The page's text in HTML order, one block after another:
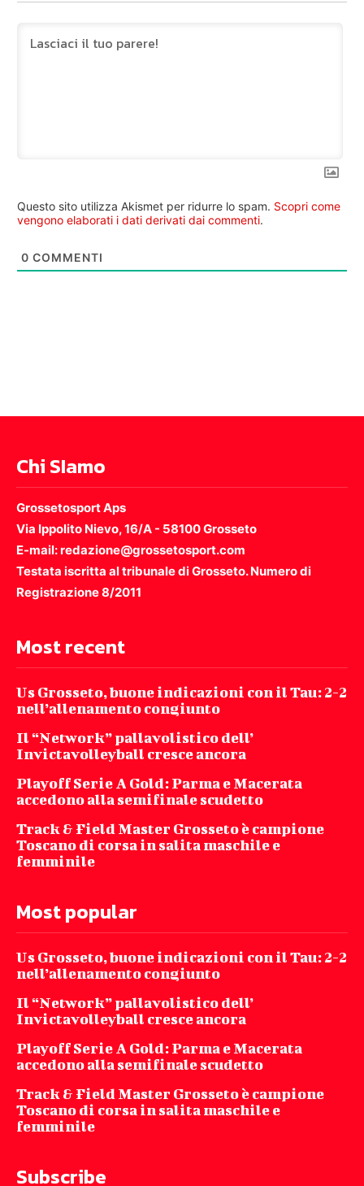
Questo sito utilizza Akismet per ridurre lo spam. Scopri come
vengono elaborati i dati derivati dai commenti.
0 COMMENTI
Chi SIamo
Grossetosport Aps
Via Ippolito Nievo, 16/A - 58100 Grosseto
E-mail: redazione@grossetosport.com
Testata iscritta al tribunale di Grosseto. Numero di
Registrazione 8/2011
Most recent
Us Grosseto, buone indicazioni con il Tau: 2-2
nell’allenamento congiunto
Il “Network” pallavolistico dell’
Invictavolleyball cresce ancora
Playoff Serie A Gold: Parma e Macerata
accedono alla semifinale scudetto
Track & Field Master Grosseto è campione
Toscano di corsa in salita maschile e
femminile
Most popular
Us Grosseto, buone indicazioni con il Tau: 2-2
nell’allenamento congiunto
Il “Network” pallavolistico dell’
Invictavolleyball cresce ancora
Playoff Serie A Gold: Parma e Macerata
accedono alla semifinale scudetto
Track & Field Master Grosseto è campione
Toscano di corsa in salita maschile e
femminile
Subscribe